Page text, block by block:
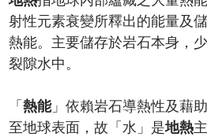
射性元素衰變所釋出的能量及
熱能。主要儲存於岩石本身，
裂隙水中。
「熱能」依賴岩石導熱性及藉
至地球表面，故「水」是地熱